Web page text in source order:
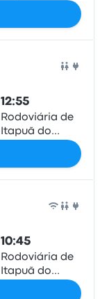
12:55
Rodoviária de
Itapuã do
10:45
Rodoviária de
Itapuã do